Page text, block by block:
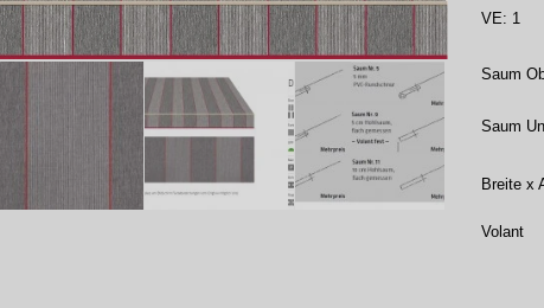
VE: 1
Saum
Saum
Breite x
Volant